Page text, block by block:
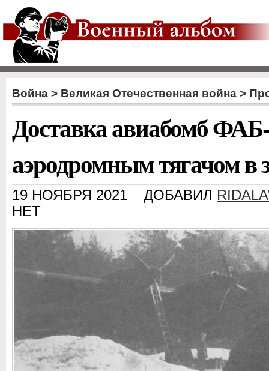
Война > Великая Отечественная война >
Доставка авиабомб
аэродромным тягачом в
19 НОЯБРЯ 2021 ДОБАВИЛ
НЕТ